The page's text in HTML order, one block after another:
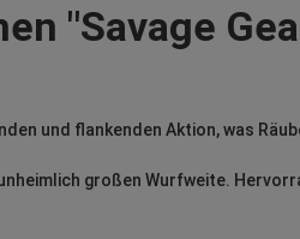
"Savage
und flankenden Aktion, was
großen Wurfweite.